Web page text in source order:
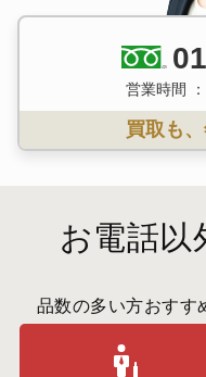
営業時間
買取も
お電話以
品数の多い方おすす